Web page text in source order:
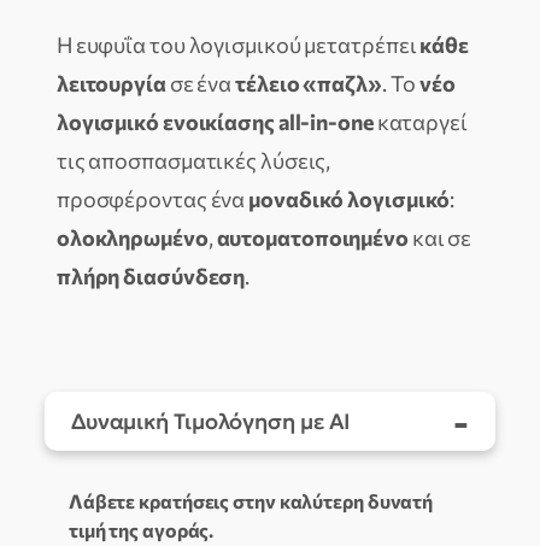
Η ευφυΐα του λογισμικού μετατρέπεικάθε
λειτουργία σε ένατέλειο «παζλ».Τονέο
λογισμικό ενοικίασης all-in-oneκαταργεί
τις αποσπασματικές λύσεις,
προσφέροντας ένα μοναδικό λογισμικό:
ολοκληρωμένο,αυτοματοποιημένο και σε
πλήρη διασύνδεση.
Δυναμική Τιμολόγηση με AI -
Λάβετε κρατήσεις στην καλύτερη δυνατή
τιμή της αγοράς.